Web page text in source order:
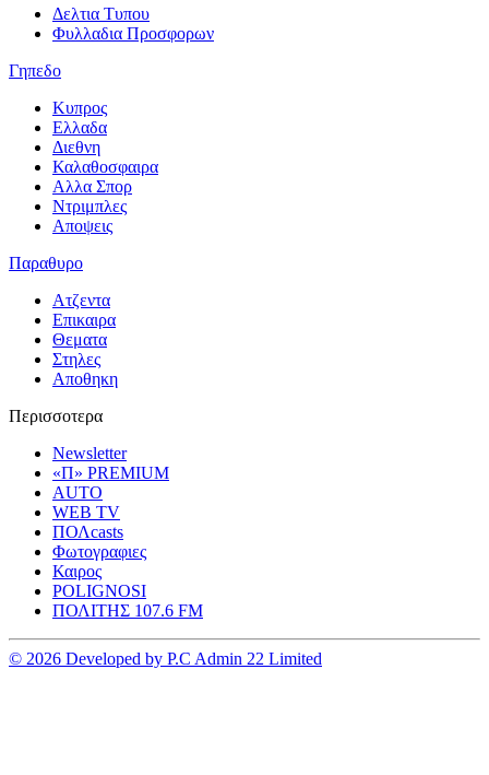
Δελτια Τυπου
Φυλλαδια Προσφορων
Γηπεδο
Κυπρος
Ελλαδα
Διεθνη
Καλαθοσφαιρα
Αλλα Σπορ
Ντριμπλες
Αποψεις
Παραθυρο
Ατζεντα
Επικαιρα
Θεματα
Στηλες
Αποθηκη
Περισσοτερα
Newsletter
«Π» PREMIUM
AUTO
WEB TV
ΠΟΛcasts
Φωτογραφιες
Καιρος
POLIGNOSI
ΠΟΛΙΤΗΣ 107.6 FM
© 2026 Developed by P.C Admin 22 Limited